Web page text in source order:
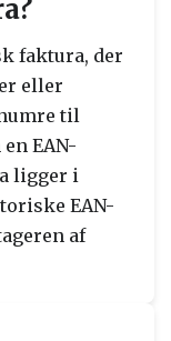
faktura, der
eller
til
EAN-
ligger i
EAN-
af